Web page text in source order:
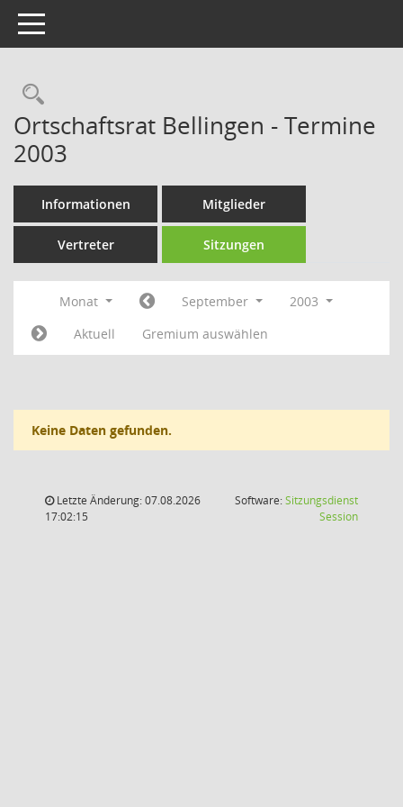
Toggle navigation
Rechercheauswahl
Ortschaftsrat Bellingen - Termine
2003
Informationen Mitglieder
Vertreter Sitzungen
Monat September
2003
Aktuell
Gremium auswählen
Keine Daten gefunden.
Letzte Änderung: 07.08.2026
17:02:15
Software:Sitzungsdienst
Session(Wird in